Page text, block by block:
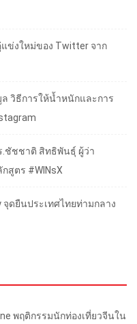
แข่งใหม่ของ Twitter จาก
ล วิธีการให้น้ำหนักและการ
ร.ชัชชาติ สิทธิพันธุ์ ผู้ว่า
สูตร #WINsX
จุดยืนประเทศไทยท่ามกลาง
พฤติกรรมนักท่องเที่ยวจีนใน